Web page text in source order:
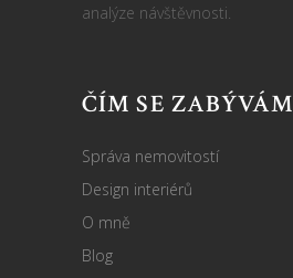
analýze návštěvnosti.
ČÍM SE ZABÝVÁM
Správa nemovitostí
Design interiérů
O mně
Blog